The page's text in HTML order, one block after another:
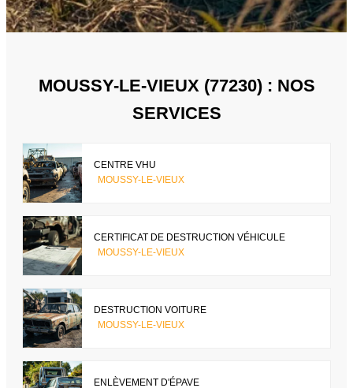
MOUSSY-LE-VIEUX (77230) : NOS
SERVICES
CENTRE VHU
MOUSSY-LE-VIEUX
CERTIFICAT DE DESTRUCTION VÉHICULE
MOUSSY-LE-VIEUX
DESTRUCTION VOITURE
MOUSSY-LE-VIEUX
ENLÈVEMENT D'ÉPAVE